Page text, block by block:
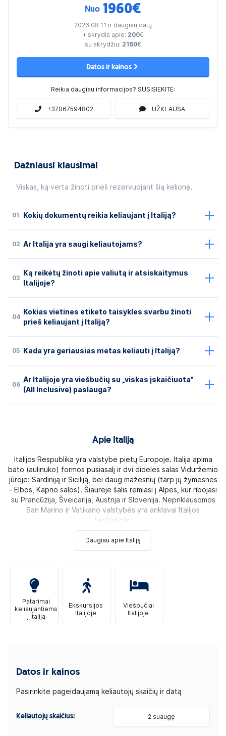
Nuo 1960€
2026 08 11 ir daugiau datų
+ skrydis apie: 200€
su skrydžiu: 2160€
Datos ir kainos
Reikia daugiau informacijos? SUSISIEKITE:
+37067594802 UŽKLAUSA
Dažniausi klausimai
Viskas, ką verta žinoti prieš rezervuojant šią kelionę.
01 Kokių dokumentų reikia keliaujant į Italiją?
02 Ar Italija yra saugi keliautojams?
03
Ką reikėtų žinoti apie valiutą ir atsiskaitymus
Italijoje?
04
Kokias vietines etiketo taisykles svarbu žinoti
prieš keliaujant į Italiją?
05 Kada yra geriausias metas keliauti į Italiją?
06
Ar Italijoje yra viešbučių su „viskas įskaičiuota“
(All Inclusive) paslauga?
Apie Italiją
Italijos Respublika yra valstybė pietų Europoje. Italija apima
bato (aulinuko) formos pusiasalį ir dvi dideles salas Viduržemio
jūroje: Sardiniją ir Siciliją, bei daug mažesnių (tarp jų žymesnės
- Elbos, Kaprio salos). Šiaurėje šalis remiasi į Alpes, kur ribojasi
su Prancūzija, Šveicarija, Austrija ir Slovėnija. Nepriklausomos
San Marino ir Vatikano valstybės yra anklavai Italijos
teritorijoje.
Daugiau apie Italiją
Patarimai
keliaujantiems
į Italiją
Ekskursijos
Italijoje
Viešbučiai
Italijoje
Datos ir kainos
Pasirinkite pageidaujamą keliautojų skaičių ir datą
Keliautojų skaičius: 2 suaugę